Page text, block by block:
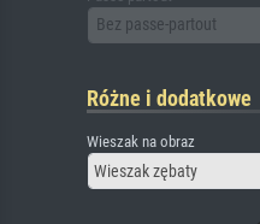
Bez passe-partout
Różne i dodatkowe
Wieszak na obraz
Wieszak zębaty